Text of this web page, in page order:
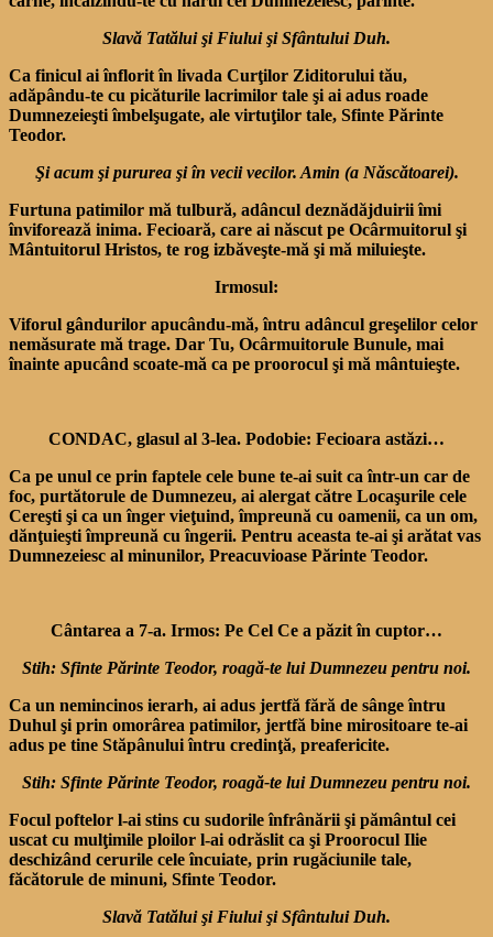
Slavă Tatălui şi Fiului şi Sfântului Duh.
Ca finicul ai înflorit în livada Curţilor Ziditorului tău,
adăpându-te cu picăturile lacrimilor tale şi ai adus roade
Dumnezeieşti îmbelşugate, ale virtuţilor tale, Sfinte Părinte
Teodor.
Şi acum şi pururea şi în vecii vecilor. Amin (a Născătoarei).
Furtuna patimilor mă tulbură, adâncul deznădăjduirii îmi
înviforează inima. Fecioară, care ai născut pe Ocârmuitorul şi
Mântuitorul Hristos, te rog izbăveşte-mă şi mă miluieşte.
Irmosul:
Viforul gândurilor apucându-mă, întru adâncul greşelilor celor
nemăsurate mă trage. Dar Tu, Ocârmuitorule Bunule, mai
înainte apucând scoate-mă ca pe proorocul şi mă mântuieşte.
CONDAC, glasul al 3-lea. Podobie: Fecioara astăzi…
Ca pe unul ce prin faptele cele bune te-ai suit ca într-un car de
foc, purtătorule de Dumnezeu, ai alergat către Locaşurile cele
Cereşti şi ca un înger vieţuind, împreună cu oamenii, ca un om,
dănţuieşti împreună cu îngerii. Pentru aceasta te-ai şi arătat vas
Dumnezeiesc al minunilor, Preacuvioase Părinte Teodor.
Cântarea a 7-a. Irmos: Pe Cel Ce a păzit în cuptor…
Stih: Sfinte Părinte Teodor, roagă-te lui Dumnezeu pentru noi.
Ca un nemincinos ierarh, ai adus jertfă fără de sânge întru
Duhul şi prin omorârea patimilor, jertfă bine mirositoare te-ai
adus pe tine Stăpânului întru credinţă, preafericite.
Stih: Sfinte Părinte Teodor, roagă-te lui Dumnezeu pentru noi.
Focul poftelor l-ai stins cu sudorile înfrânării şi pământul cei
uscat cu mulţimile ploilor l-ai odrăslit ca şi Proorocul Ilie
deschizând cerurile cele încuiate, prin rugăciunile tale,
făcătorule de minuni, Sfinte Teodor.
Slavă Tatălui şi Fiului şi Sfântului Duh.